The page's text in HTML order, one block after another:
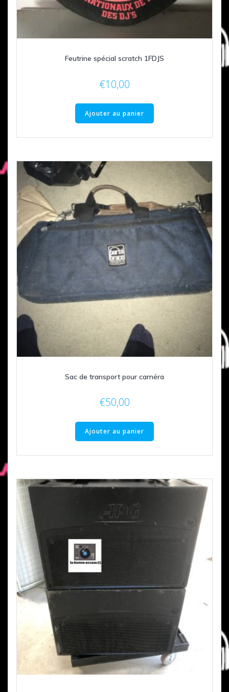
Feutrine spécial scratch 1FDJS
€10,00
Ajouter au panier
Sac de transport pour caméra
€50,00
Ajouter au panier